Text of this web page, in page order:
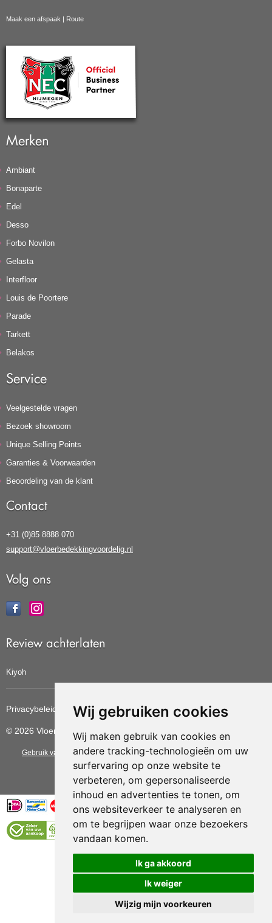
Wij gebruiken cookies
Wij maken gebruik van cookies en
andere tracking-technologieën om uw
surfervaring op onze website te
verbeteren, om gepersonaliseerde
inhoud en advertenties te tonen, om
ons websiteverkeer te analyseren en
om te begrijpen waar onze bezoekers
vandaan komen.
Ik ga akkoord
Ik weiger
Wijzig mijn voorkeuren
Maak een afspaak Route
Merken
Ambiant
Bonaparte
Edel
Desso
Forbo Novilon
Gelasta
Interfloor
Louis de Poortere
Parade
Tarkett
Belakos
Service
Veelgestelde vragen
Bezoek showroom
Unique Selling Points
Garanties & Voorwaarden
Beoordeling van de klant
Contact
+31 (0)85 8888 070
support@vloerbedekkingvoordelig.nl
Volg ons
Review achterlaten
Kiyoh
Privacybeleid Cookiebeleid Update cookies voorkeuren
© 2026 Vloerbedekkingvoordelig
Gebruik van deze site betekent dat u dealgemene voorwaarden van CBW
erkende woonwinkels accepteert.
Vloerenvoordelig.nl is een onderdeel van